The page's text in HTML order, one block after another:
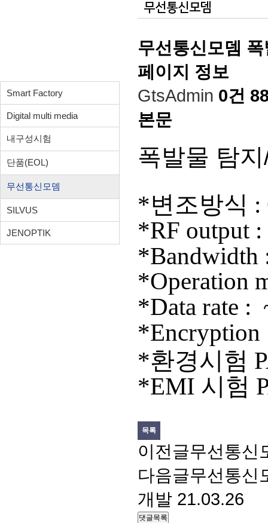
Smart Factory
Digital multi media
내구성시험
단품(EOL)
무선통신모뎀
SILVUS
JENOPTIK
무선통신모뎀
무선통신모뎀
페이지 정보
GtsAdmin 0건
본문
폭발물 탐
*변조방식 :
*RF output
*Bandwidth
*Operation
*Data rate :
*Encryption
*환경시험
*EMI 시험
목록
이전글무선통신
다음글무선통신
개발 21.03.26
댓글목록